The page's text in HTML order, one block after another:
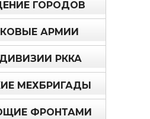
ГОРОДОВ
АРМИИ
РККА
МЕХБРИГАДЫ
ФРОНТАМИ